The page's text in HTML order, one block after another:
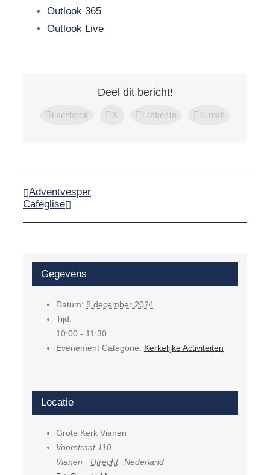
Outlook 365
Outlook Live
Deel dit bericht!
Facebook X LinkedIn E-mail
Adventvesper
Caféglise
Gegevens
Datum: 8 december 2024
Tijd:
10:00 - 11:30
Evenement Categorie: Kerkelijke Activiteiten
Locatie
Grote Kerk Vianen
Voorstraat 110
Vianen
Utrecht Nederland